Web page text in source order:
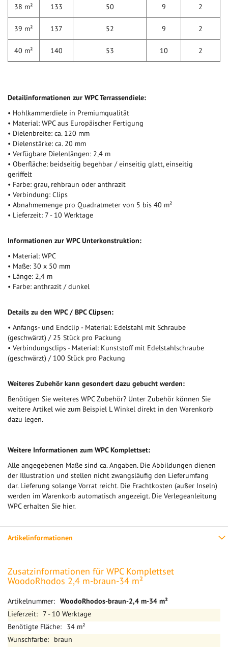
38 m² 133 50 9 2
39 m² 137 52 9 2
40 m² 140 53 10 2
Detailinformationen zur WPC Terrassendiele:
• Hohlkammerdiele in Premiumqualität
• Material: WPC aus Europäischer Fertigung
• Dielenbreite: ca. 120 mm
• Dielenstärke: ca. 20 mm
• Verfügbare Dielenlängen: 2,4 m
• Oberfläche: beidseitig begehbar / einseitig glatt, einseitig
geriffelt
• Farbe: grau, rehbraun oder anthrazit
• Verbindung: Clips
• Abnahmemenge pro Quadratmeter von 5 bis 40 m²
• Lieferzeit: 7 - 10 Werktage
Informationen zur WPC Unterkonstruktion:
• Material: WPC
• Maße: 30 x 50 mm
• Länge: 2,4 m
• Farbe: anthrazit / dunkel
Details zu den WPC / BPC Clipsen:
• Anfangs- und Endclip - Material: Edelstahl mit Schraube
(geschwärzt) / 25 Stück pro Packung
• Verbindungsclips - Material: Kunststoff mit Edelstahlschraube
(geschwärzt) / 100 Stück pro Packung
Weiteres Zubehör kann gesondert dazu gebucht werden:
Benötigen Sie weiteres WPC Zubehör? Unter Zubehör können Sie
weitere Artikel wie zum Beispiel L Winkel direkt in den Warenkorb
dazu legen.
Weitere Informationen zum WPC Komplettset:
Alle angegebenen Maße sind ca. Angaben. Die Abbildungen dienen
der Illustration und stellen nicht zwangsläufig den Lieferumfang
dar. Lieferung solange Vorrat reicht. Die Frachtkosten (außer Inseln)
werden im Warenkorb automatisch angezeigt. Die Verlegeanleitung
WPC erhalten Sie hier.
Artikelinformationen
Zusatzinformationen für WPC Komplettset
WoodoRhodos 2,4 m-braun-34 m²
Mehr
Informationen
WoodoRhodos-braun-2,4 m-34 m²
7 - 10 Werktage
34 m²
braun